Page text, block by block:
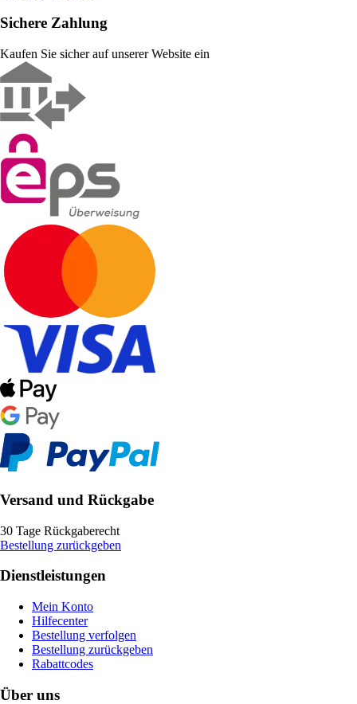
Sichere Zahlung
Kaufen Sie sicher auf unserer Website ein
Versand und Rückgabe
30 Tage Rückgaberecht
Bestellung zurückgeben
Dienstleistungen
Mein Konto
Hilfecenter
Bestellung verfolgen
Bestellung zurückgeben
Rabattcodes
Über uns